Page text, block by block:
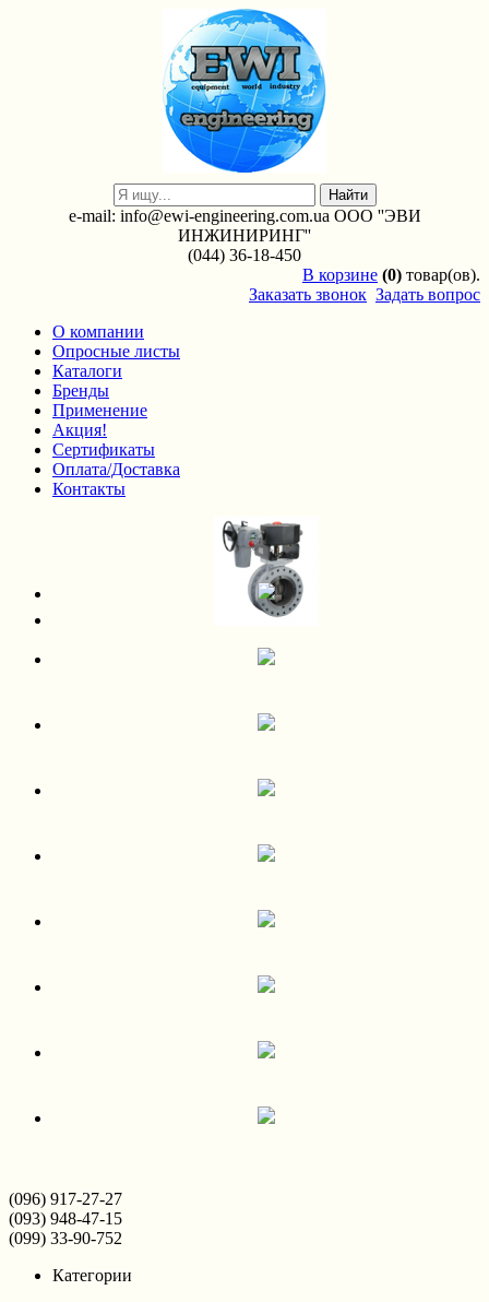
e-mail: info@ewi-engineering.com.ua ООО ''ЭВИ
ИНЖИНИРИНГ''
(044) 36-18-450
В корзине (0) товар(ов).
Заказать звонок Задать вопрос
О компании
Опросные листы
Каталоги
Бренды
Применение
Акция!
Сертификаты
Оплата/Доставка
Контакты
(096) 917-27-27
(093) 948-47-15
(099) 33-90-752
Категории